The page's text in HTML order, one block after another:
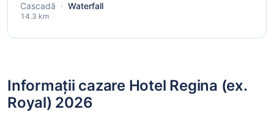
Cascadă · Waterfall
14.3 km
Informații cazare Hotel Regina (ex.
Royal) 2026